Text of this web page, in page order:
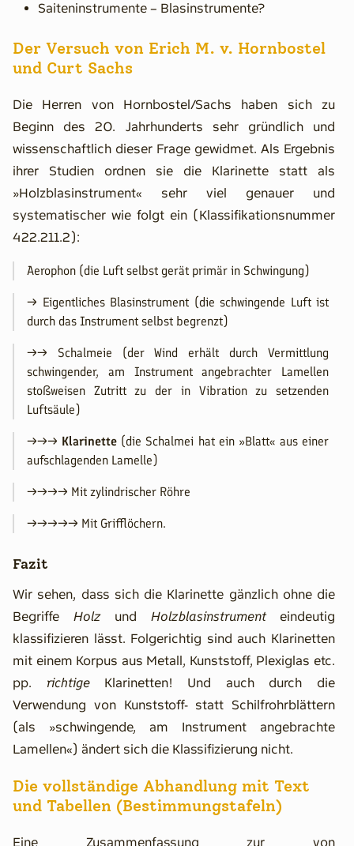
Veranstaltungen
Forum
Suchen
Saiteninstrumente – Blasinstrumente?
Der Versuch von Erich M. v. Hornbostel
und Curt Sachs
Die Herren von Hornbostel/Sachs haben sich zu
Beginn des 20. Jahrhunderts sehr gründlich und
wissenschaftlich dieser Frage gewidmet. Als Ergebnis
ihrer Studien ordnen sie die Klarinette statt als
»Holzblasinstrument« sehr viel genauer und
systematischer wie folgt ein (Klassifikationsnummer
422.211.2):
Aerophon (die Luft selbst gerät primär in Schwingung)
→ Eigentliches Blasinstrument (die schwingende Luft ist
durch das Instrument selbst begrenzt)
→→ Schalmeie (der Wind erhält durch Vermittlung
schwingender, am Instrument angebrachter Lamellen
stoßweisen Zutritt zu der in Vibration zu setzenden
Luftsäule)
→→→ Klarinette (die Schalmei hat ein »Blatt« aus einer
aufschlagenden Lamelle)
→→→→ Mit zylindrischer Röhre
→→→→→ Mit Grifflöchern.
Fazit
Wir sehen, dass sich die Klarinette gänzlich ohne die
Begriffe Holzund Holzblasinstrumenteindeutig
klassifizieren lässt. Folgerichtig sind auch Klarinetten
mit einem Korpus aus Metall, Kunststoff, Plexiglas etc.
pp. richtigeKlarinetten! Und auch durch die
Verwendung von Kunststoff- statt Schilfrohrblättern
(als »schwingende, am Instrument angebrachte
Lamellen«) ändert sich die Klassifizierung nicht.
Die vollständige Abhandlung mit Text
und Tabellen (Bestimmungstafeln)
Eine Zusammenfassung zur von